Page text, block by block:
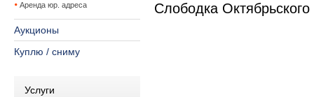
Аренда юр. адреса
Аукционы
Куплю / сниму
Услуги
Слободка